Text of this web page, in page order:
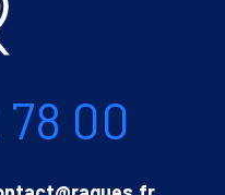
78 00